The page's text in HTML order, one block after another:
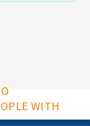
WITH